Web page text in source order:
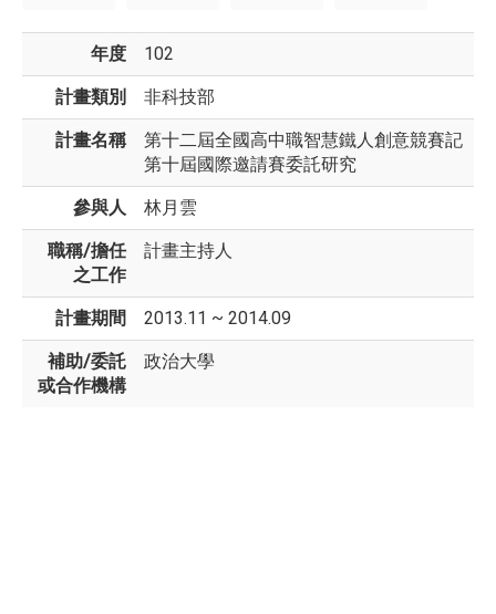
年度 102
計畫類別 非科技部
計畫名稱
第十二屆全國高中職智慧鐵人創意競賽記
第十屆國際邀請賽委託研究
參與人 林月雲
職稱/擔任
之工作
計畫主持人
計畫期間 2013.11 ~ 2014.09
補助/委託
或合作機構
政治大學